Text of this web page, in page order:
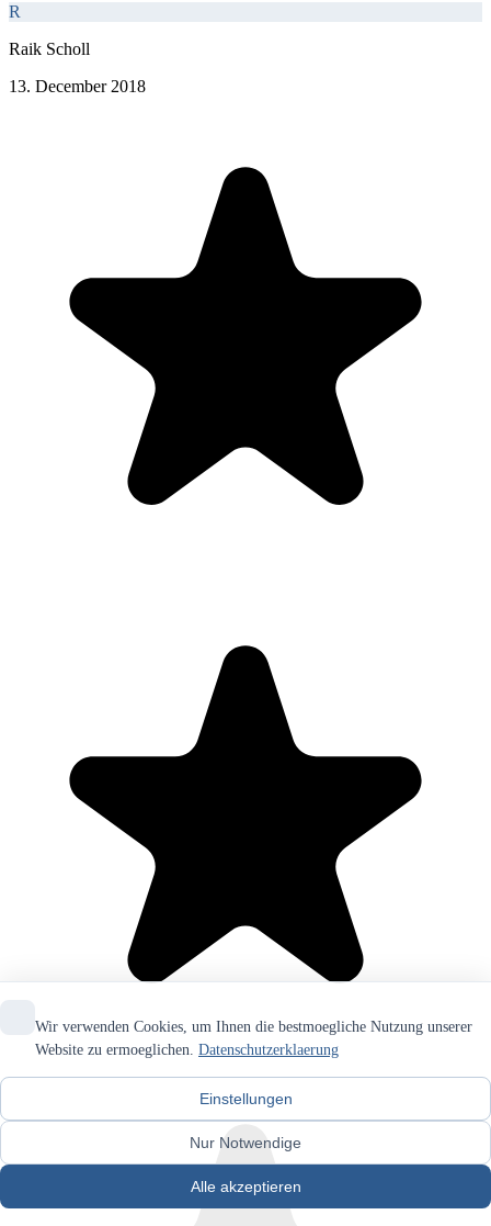
R
Raik Scholl
13. December 2018
Wir verwenden Cookies, um Ihnen die bestmoegliche Nutzung unserer
Website zu ermoeglichen. Datenschutzerklaerung
Einstellungen
Nur Notwendige
Alle akzeptieren